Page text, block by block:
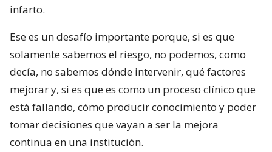
infarto.
Ese es un desafío importante porque, si es que
solamente sabemos el riesgo, no podemos, como
decía, no sabemos dónde intervenir, qué factores
mejorar y, si es que es como un proceso clínico que
está fallando, cómo producir conocimiento y poder
tomar decisiones que vayan a ser la mejora
continua en una institución.